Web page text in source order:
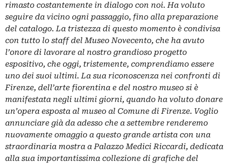
rimasto costantemente in dialogo con noi. Ha voluto
seguire da vicino ogni passaggio, fino alla preparazione
del catalogo. La tristezza di questo momento è condivisa
con tutto lo staff del Museo Novecento, che ha avuto
l’onore di lavorare al nostro grandioso progetto
espositivo, che oggi, tristemente, comprendiamo essere
uno dei suoi ultimi. La sua riconoscenza nei confronti di
Firenze, dell’arte fiorentina e del nostro museo si è
manifestata negli ultimi giorni, quando ha voluto donare
un’opera esposta al museo al Comune di Firenze. Voglio
annunciare già da adesso che a settembre renderemo
nuovamente omaggio a questo grande artista con una
straordinaria mostra a Palazzo Medici Riccardi, dedicata
alla sua importantissima collezione di grafiche del